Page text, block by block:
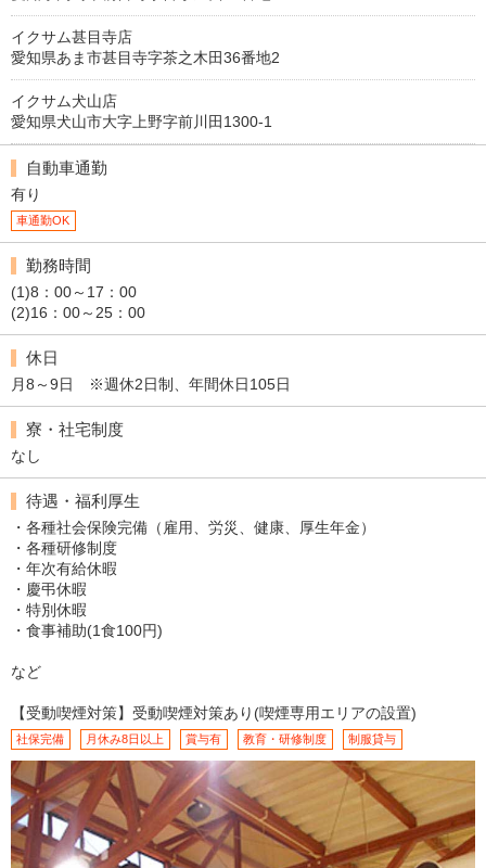
イクサム甚目寺店
愛知県あま市甚目寺字茶之木田36番地2
イクサム犬山店
愛知県犬山市大字上野字前川田1300-1
自動車通勤
有り
車通勤OK
勤務時間
(1)8：00～17：00
(2)16：00～25：00
休日
月8～9日 ※週休2日制、年間休日105日
寮・社宅制度
なし
待遇・福利厚生
・各種社会保険完備（雇用、労災、健康、厚生年金）
・各種研修制度
・年次有給休暇
・慶弔休暇
・特別休暇
・食事補助(1食100円)
など
【受動喫煙対策】受動喫煙対策あり(喫煙専用エリアの設置)
社保完備 月休み8日以上 賞与有 教育・研修制度 制服貸与